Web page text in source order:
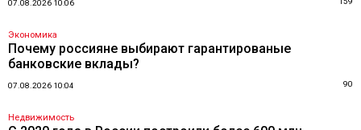
07.08.2026 10:06
Экономика
Почему россияне выбирают гарантированые
банковские вклады?
07.08.2026 10:04 90
Недвижимость